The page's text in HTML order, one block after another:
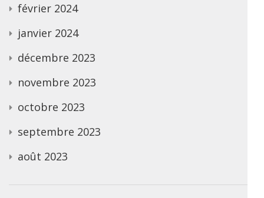
février 2024
janvier 2024
décembre 2023
novembre 2023
octobre 2023
septembre 2023
août 2023